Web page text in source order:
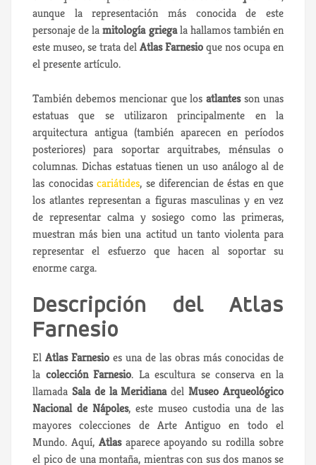
aunque la representación más conocida de este
personaje de lamitología griegala hallamos también en
este museo, se trata delAtlas Farnesioque nos ocupa en
el presente artículo.
También debemos mencionar que losatlantesson unas
estatuas que se utilizaron principalmente en la
arquitectura antigua (también aparecen en períodos
posteriores) para soportar arquitrabes, ménsulas o
columnas. Dichas estatuas tienen un uso análogo al de
las conocidas cariátides, se diferencian de éstas en que
los atlantes representan a figuras masculinas y en vez
de representar calma y sosiego como las primeras,
muestran más bien una actitud un tanto violenta para
representar el esfuerzo que hacen al soportar su
enorme carga.
Descripción del Atlas
Farnesio
El Atlas Farnesio es una de las obras más conocidas de
la colección Farnesio. La escultura se conserva en la
llamada Sala de la MeridianadelMuseo Arqueológico
Nacional de Nápoles, este museo custodia una de las
mayores colecciones de Arte Antiguo en todo el
Mundo. Aquí, Atlasaparece apoyando su rodilla sobre
el pico de una montaña, mientras con sus dos manos se